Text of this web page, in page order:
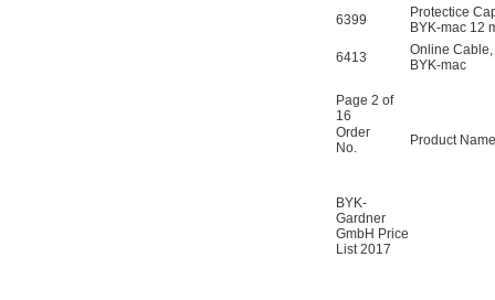
6399
Protectice
BYK-mac 12
6413
Online Cable,
BYK-mac
Page 2 of
16
Order
No.
Product
BYK-
Gardner
GmbH Price
List 2017